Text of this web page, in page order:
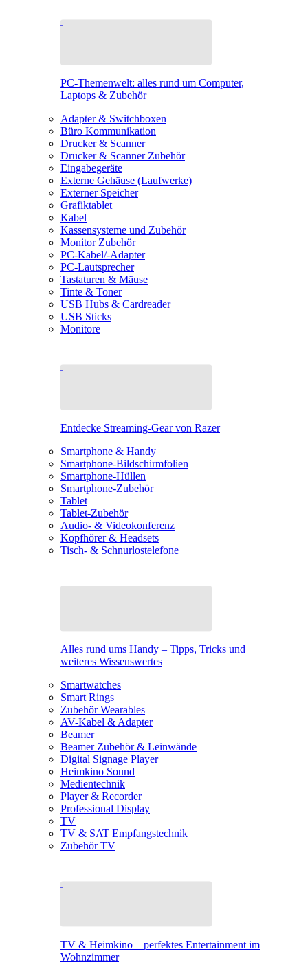
PC-Themenwelt: alles rund um Computer,
Laptops & Zubehör
Adapter & Switchboxen
Büro Kommunikation
Drucker & Scanner
Drucker & Scanner Zubehör
Eingabegeräte
Externe Gehäuse (Laufwerke)
Externer Speicher
Grafiktablet
Kabel
Kassensysteme und Zubehör
Monitor Zubehör
PC-Kabel/-Adapter
PC-Lautsprecher
Tastaturen & Mäuse
Tinte & Toner
USB Hubs & Cardreader
USB Sticks
Monitore
Entdecke Streaming-Gear von Razer
Smartphone & Handy
Smartphone-Bildschirmfolien
Smartphone-Hüllen
Smartphone-Zubehör
Tablet
Tablet-Zubehör
Audio- & Videokonferenz
Kopfhörer & Headsets
Tisch- & Schnurlostelefone
Alles rund ums Handy – Tipps, Tricks und
weiteres Wissenswertes
Smartwatches
Smart Rings
Zubehör Wearables
AV-Kabel & Adapter
Beamer
Beamer Zubehör & Leinwände
Digital Signage Player
Heimkino Sound
Medientechnik
Player & Recorder
Professional Display
TV
TV & SAT Empfangstechnik
Zubehör TV
TV & Heimkino – perfektes Entertainment im
Wohnzimmer